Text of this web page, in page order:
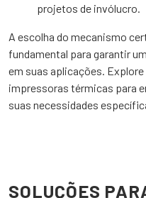
projetos de invólucro.
A escolha do mecanismo
fundamental para garantir
em suas aplicações.
impressoras térmicas para
suas necessidades
SOLUÇÕES